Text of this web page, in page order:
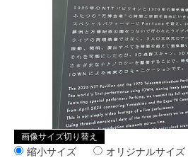
画像サイズ切り替え
縮小サイズ オリジナルサイズ